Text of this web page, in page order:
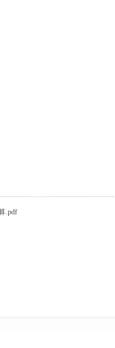
.pdf